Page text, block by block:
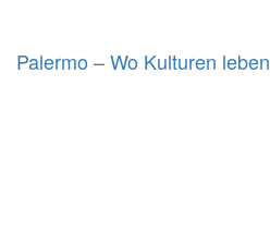
Palermo – Wo Kulturen leben